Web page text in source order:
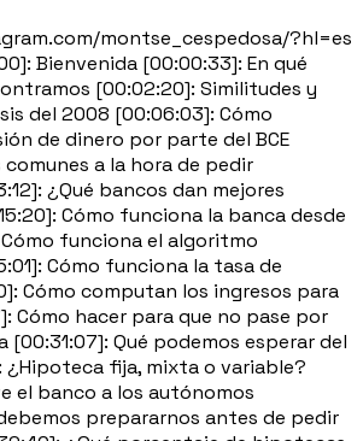
montse_cespedosa/?hl=es
Bienvenida [00:00:33]: En qué
[00:02:20]: Similitudes y
del 2008 [00:06:03]: Cómo
de dinero por parte del BCE
a la hora de pedir
¿Qué bancos dan mejores
Cómo funciona la banca desde
funciona el algoritmo
Cómo funciona la tasa de
Cómo computan los ingresos para
Cómo hacer para que no pase por
[00:31:07]: Qué podemos esperar del
¿Hipoteca fija, mixta o variable?
el banco a los autónomos
prepararnos antes de pedir